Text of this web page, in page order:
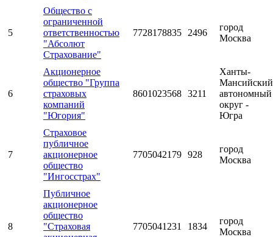
5
Общество с
ограниченной
ответственностью
"Абсолют
Страхование"
7728178835 2496
город
Москва
6
Акционерное
общество "Группа
страховых
компаний
"Югория"
8601023568 3211
Ханты-
Мансийский
автономный
округ -
Югра
7
Страховое
публичное
акционерное
общество
"Ингосстрах"
7705042179 928
город
Москва
8
Публичное
акционерное
общество
"Страховая
7705041231 1834
город
Москва